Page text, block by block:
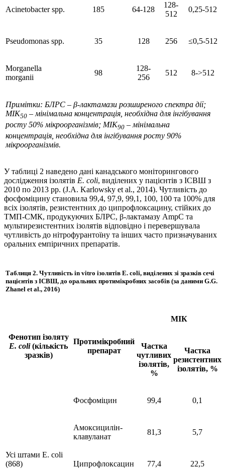
Acinetobacter spp. 185 64-128
128-
512
0,25-512
Pseudomonas spp. 35 128 256 ≤0,5-512
Morganella
morganii
98
128-
256
512 8->512
Примітки: БЛРС – β-лактамази розширеного спектра дії;
МІК50 – мінімальна концентрація, необхідна для інгібування
росту 50% мікроорганізмів; МІК90 – мінімальна
концентрація, необхідна для інгібування росту 90%
мікроорганізмів.
У таблиці 2 наведено дані канадського моніторингового
дослідження ізолятів E. coli, виділених у пацієнтів з ІСВШ з
2010 по 2013 рр. (J.A. Karlowsky et al., 2014). Чутливість до
фосфоміцину становила 99,4, 97,9, 99,1, 100, 100 та 100% для
всіх ізолятів, резистентних до ципрофлоксацину, стійких до
ТМП-СМК, продукуючих БЛРС, β-лактамазу AmpC та
мультирезистентних ізолятів відповідно і перевершувала
чутливість до нітрофурантоїну та інших часто призначуваних
оральних емпіричних препаратів.
Таблиця 2. Чутливість in vitro ізолятів E. coli, виділених зі зразків сечі
пацієнтів з ІСВШ, до оральних протимікробних засобів (за даними G.G.
Zhanel et al., 2016)
Фенотип ізоляту
E. сoli(кількість
зразків)
Протимікробний
препарат
МІК
Частка
чутливих
ізолятів,
%
Частка
резистентних
ізолятів, %
Усі штами E. coli
(868)
Фосфоміцин 99,4 0,1
Амоксицилін-
клавуланат
81,3 5,7
Ципрофлоксацин 77,4 22,5